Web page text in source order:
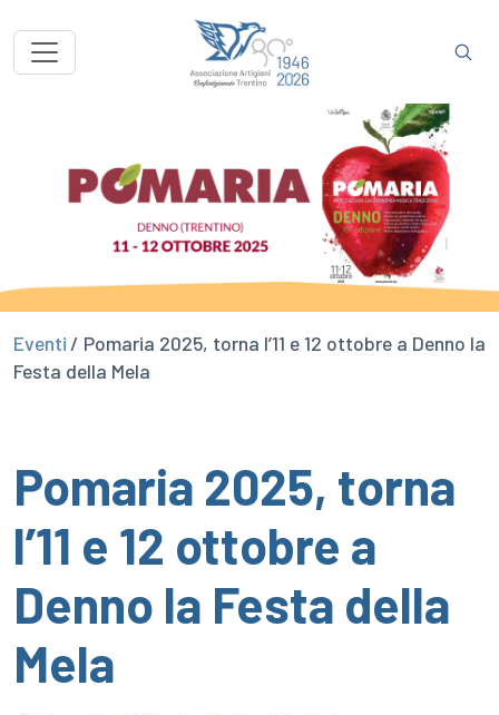
Eventi / Pomaria 2025, torna l’11 e 12 ottobre a Denno la
Festa della Mela
Pomaria 2025, torna
l’11 e 12 ottobre a
Denno la Festa della
Mela